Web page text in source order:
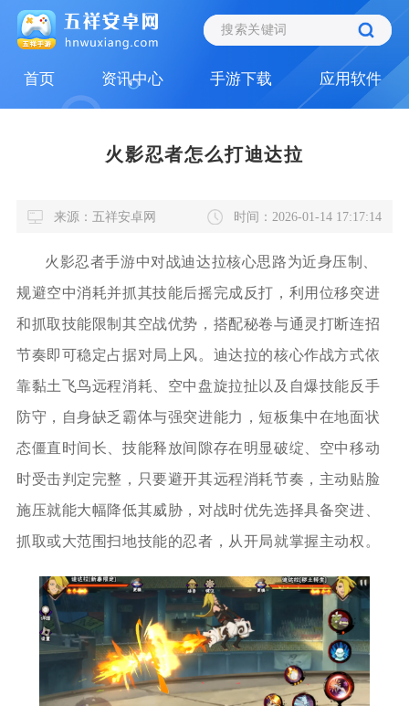
首页 资讯中心 手游下载 应用软件
火影忍者怎么打迪达拉
来源：五祥安卓网 时间：2026-01-14 17:17:14
火影忍者手游中对战迪达拉核心思路为近身压制、
规避空中消耗并抓其技能后摇完成反打，利用位移突进
和抓取技能限制其空战优势，搭配秘卷与通灵打断连招
节奏即可稳定占据对局上风。迪达拉的核心作战方式依
靠黏土飞鸟远程消耗、空中盘旋拉扯以及自爆技能反手
防守，自身缺乏霸体与强突进能力，短板集中在地面状
态僵直时间长、技能释放间隙存在明显破绽、空中移动
时受击判定完整，只要避开其远程消耗节奏，主动贴脸
施压就能大幅降低其威胁，对战时优先选择具备突进、
抓取或大范围扫地技能的忍者，从开局就掌握主动权。